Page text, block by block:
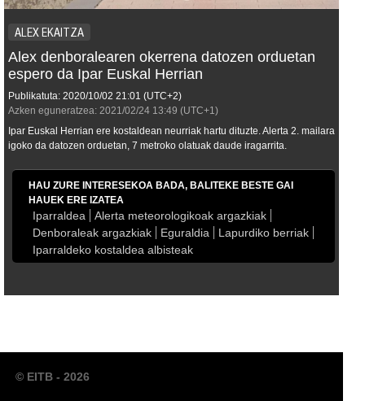
ALEX EKAITZA
Alex denboralearen okerrena datozen orduetan
espero da Ipar Euskal Herrian
Publikatuta: 2020/10/02 21:01 (UTC+2)
Azken eguneratzea: 2021/02/24 13:49 (UTC+1)
Ipar Euskal Herrian ere kostaldean neurriak hartu dituzte. Alerta 2. mailara
igoko da datozen orduetan, 7 metroko olatuak daude iragarrita.
HAU ZURE INTERESEKOA BADA, BALITEKE BESTE GAI
HAUEK ERE IZATEA
Iparraldea
Alerta meteorologikoak argazkiak
Denboraleak argazkiak
Eguraldia
Lapurdiko berriak
Iparraldeko kostaldea albisteak
© EITB - 2026